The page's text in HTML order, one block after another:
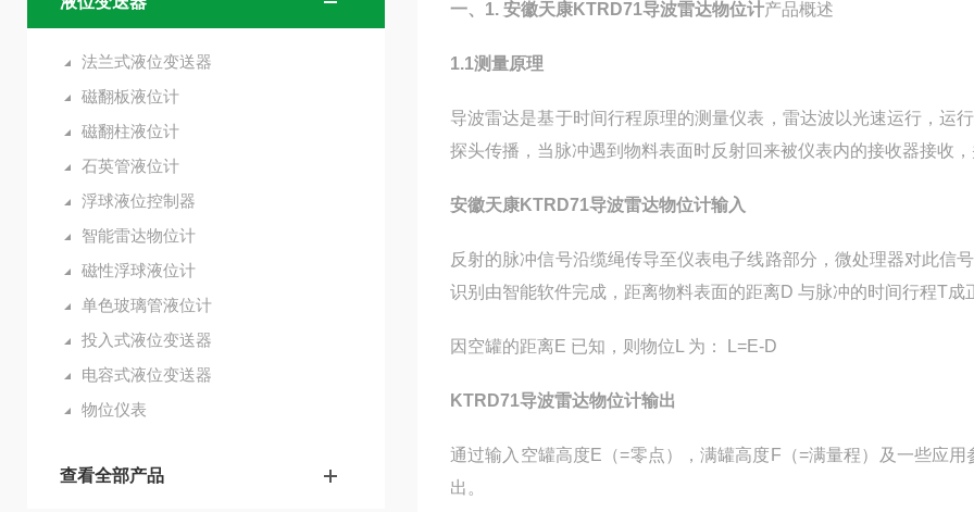
法兰式液位变送器
磁翻板液位计
磁翻柱液位计
石英管液位计
浮球液位控制器
智能雷达物位计
磁性浮球液位计
单色玻璃管液位计
投入式液位变送器
电容式液位变送器
物位仪表
查看全部产品
一、1. 安徽天康KTRD71导波雷达物位计产品概述
1.1测量原理
导波雷达是基于时间行程原理的测量仪表，雷达波以光速运行，运
探头传播，当脉冲遇到物料表面时反射回来被仪表内的接收器接收
安徽天康KTRD71导波雷达物位计输入
反射的脉冲信号沿缆绳传导至仪表电子线路部分，微处理器对此信
识别由智能软件完成，距离物料表面的距离D 与脉冲的时间行程T成
因空罐的距离E 已知，则物位L 为： L=E-D
KTRD71导波雷达物位计输出
通过输入空罐高度E（=零点），满罐高度F（=满量程）及一些应
出。